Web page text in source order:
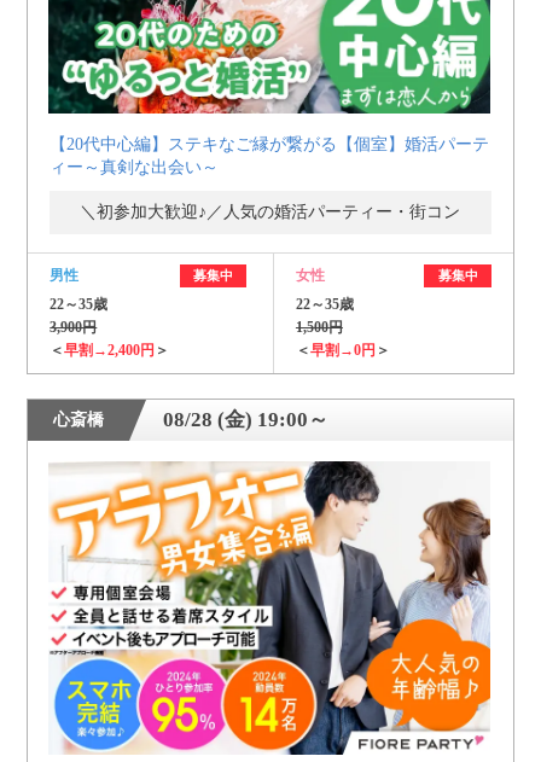
【20代中心編】ステキなご縁が繋がる【個室】婚活パーテ
ィー～真剣な出会い～
＼初参加大歓迎♪／人気の婚活パーティー・街コン
男性 募集中
22～35歳
3,900円
＜早割→2,400円 ＞
女性 募集中
22～35歳
1,500円
＜早割→0円 ＞
心斎橋 08/28 (金) 19:00～